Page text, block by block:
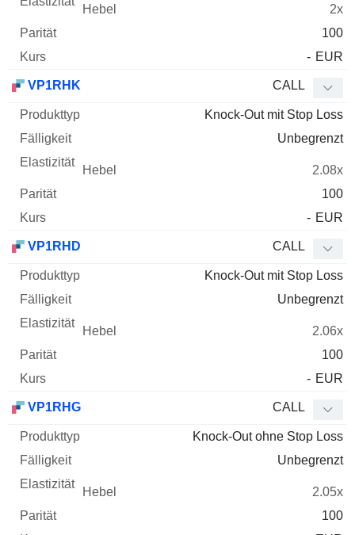
2x
100
- EUR
VP1RHK CALL
Knock-Out mit Stop Loss
Unbegrenzt
2.08x
100
- EUR
VP1RHD CALL
Knock-Out mit Stop Loss
Unbegrenzt
2.06x
100
- EUR
VP1RHG CALL
Knock-Out ohne Stop Loss
Unbegrenzt
2.05x
100